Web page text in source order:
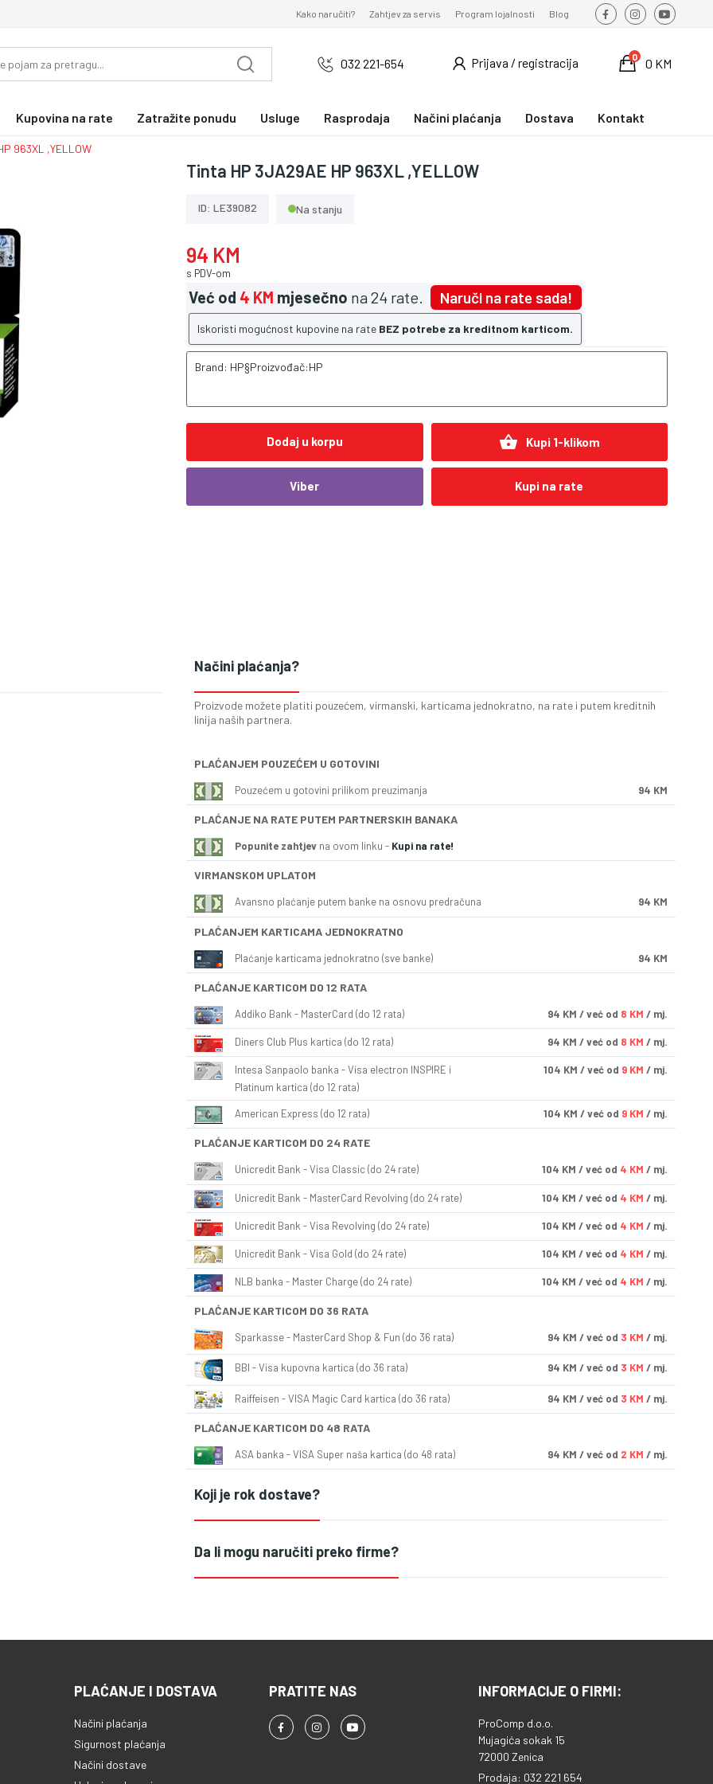
Kako naručiti? Zahtjev za servis Program lojalnosti Blog
032 221-654 Prijava / registracija 0 KM
0
Kupovina na rate Zatražite ponudu Usluge Rasprodaja Načini plaćanja Dostava Kontakt
963XL ,YELLOW
Tinta HP 3JA29AE HP 963XL ,YELLOW
ID: LE39082 Na stanju
94 KM
s PDV-om
Već od 4 KM mjesečno na 24 rate. Naruči na rate sada!
Iskoristi mogućnost kupovine na rate BEZ potrebe za kreditnom karticom.
Brand: HP§Proizvođač:HP
Dodaj u korpu shopping_basket Kupi 1-klikom
Viber Kupi na rate
Načini plaćanja?
Proizvode možete platiti pouzećem, virmanski, karticama jednokratno, na rate i putem kreditnih
linija naših partnera.
PLAĆANJEM POUZEĆEM U GOTOVINI
Pouzećem u gotovini prilikom preuzimanja 94 KM
PLAĆANJE NA RATE PUTEM PARTNERSKIH BANAKA
Popunite zahtjev na ovom linku - Kupi na rate!
VIRMANSKOM UPLATOM
Avansno plaćanje putem banke na osnovu predračuna 94 KM
PLAĆANJEM KARTICAMA JEDNOKRATNO
Plaćanje karticama jednokratno (sve banke) 94 KM
PLAĆANJE KARTICOM DO 12 RATA
Addiko Bank - MasterCard (do 12 rata) 94 KM / već od 8 KM / mj.
Diners Club Plus kartica (do 12 rata) 94 KM / već od 8 KM / mj.
Intesa Sanpaolo banka - Visa electron INSPIRE i
Platinum kartica (do 12 rata)
104 KM / već od 9 KM / mj.
American Express (do 12 rata) 104 KM / već od 9 KM / mj.
PLAĆANJE KARTICOM DO 24 RATE
Unicredit Bank - Visa Classic (do 24 rate) 104 KM / već od 4 KM / mj.
Unicredit Bank - MasterCard Revolving (do 24 rate) 104 KM / već od 4 KM / mj.
Unicredit Bank - Visa Revolving (do 24 rate) 104 KM / već od 4 KM / mj.
Unicredit Bank - Visa Gold (do 24 rate) 104 KM / već od 4 KM / mj.
NLB banka - Master Charge (do 24 rate) 104 KM / već od 4 KM / mj.
PLAĆANJE KARTICOM DO 36 RATA
Sparkasse - MasterCard Shop & Fun (do 36 rata) 94 KM / već od 3 KM / mj.
BBI - Visa kupovna kartica (do 36 rata) 94 KM / već od 3 KM / mj.
Raiffeisen - VISA Magic Card kartica (do 36 rata) 94 KM / već od 3 KM / mj.
PLAĆANJE KARTICOM DO 48 RATA
ASA banka - VISA Super naša kartica (do 48 rata) 94 KM / već od 2 KM / mj.
Koji je rok dostave?
Da li mogu naručiti preko firme?
PLAĆANJE I DOSTAVA
Načini plaćanja
Sigurnost plaćanja
Načini dostave
PRATITE NAS INFORMACIJE O FIRMI:
ProComp d.o.o.
Mujagića sokak 15
72000 Zenica
Prodaja: 032 221 654